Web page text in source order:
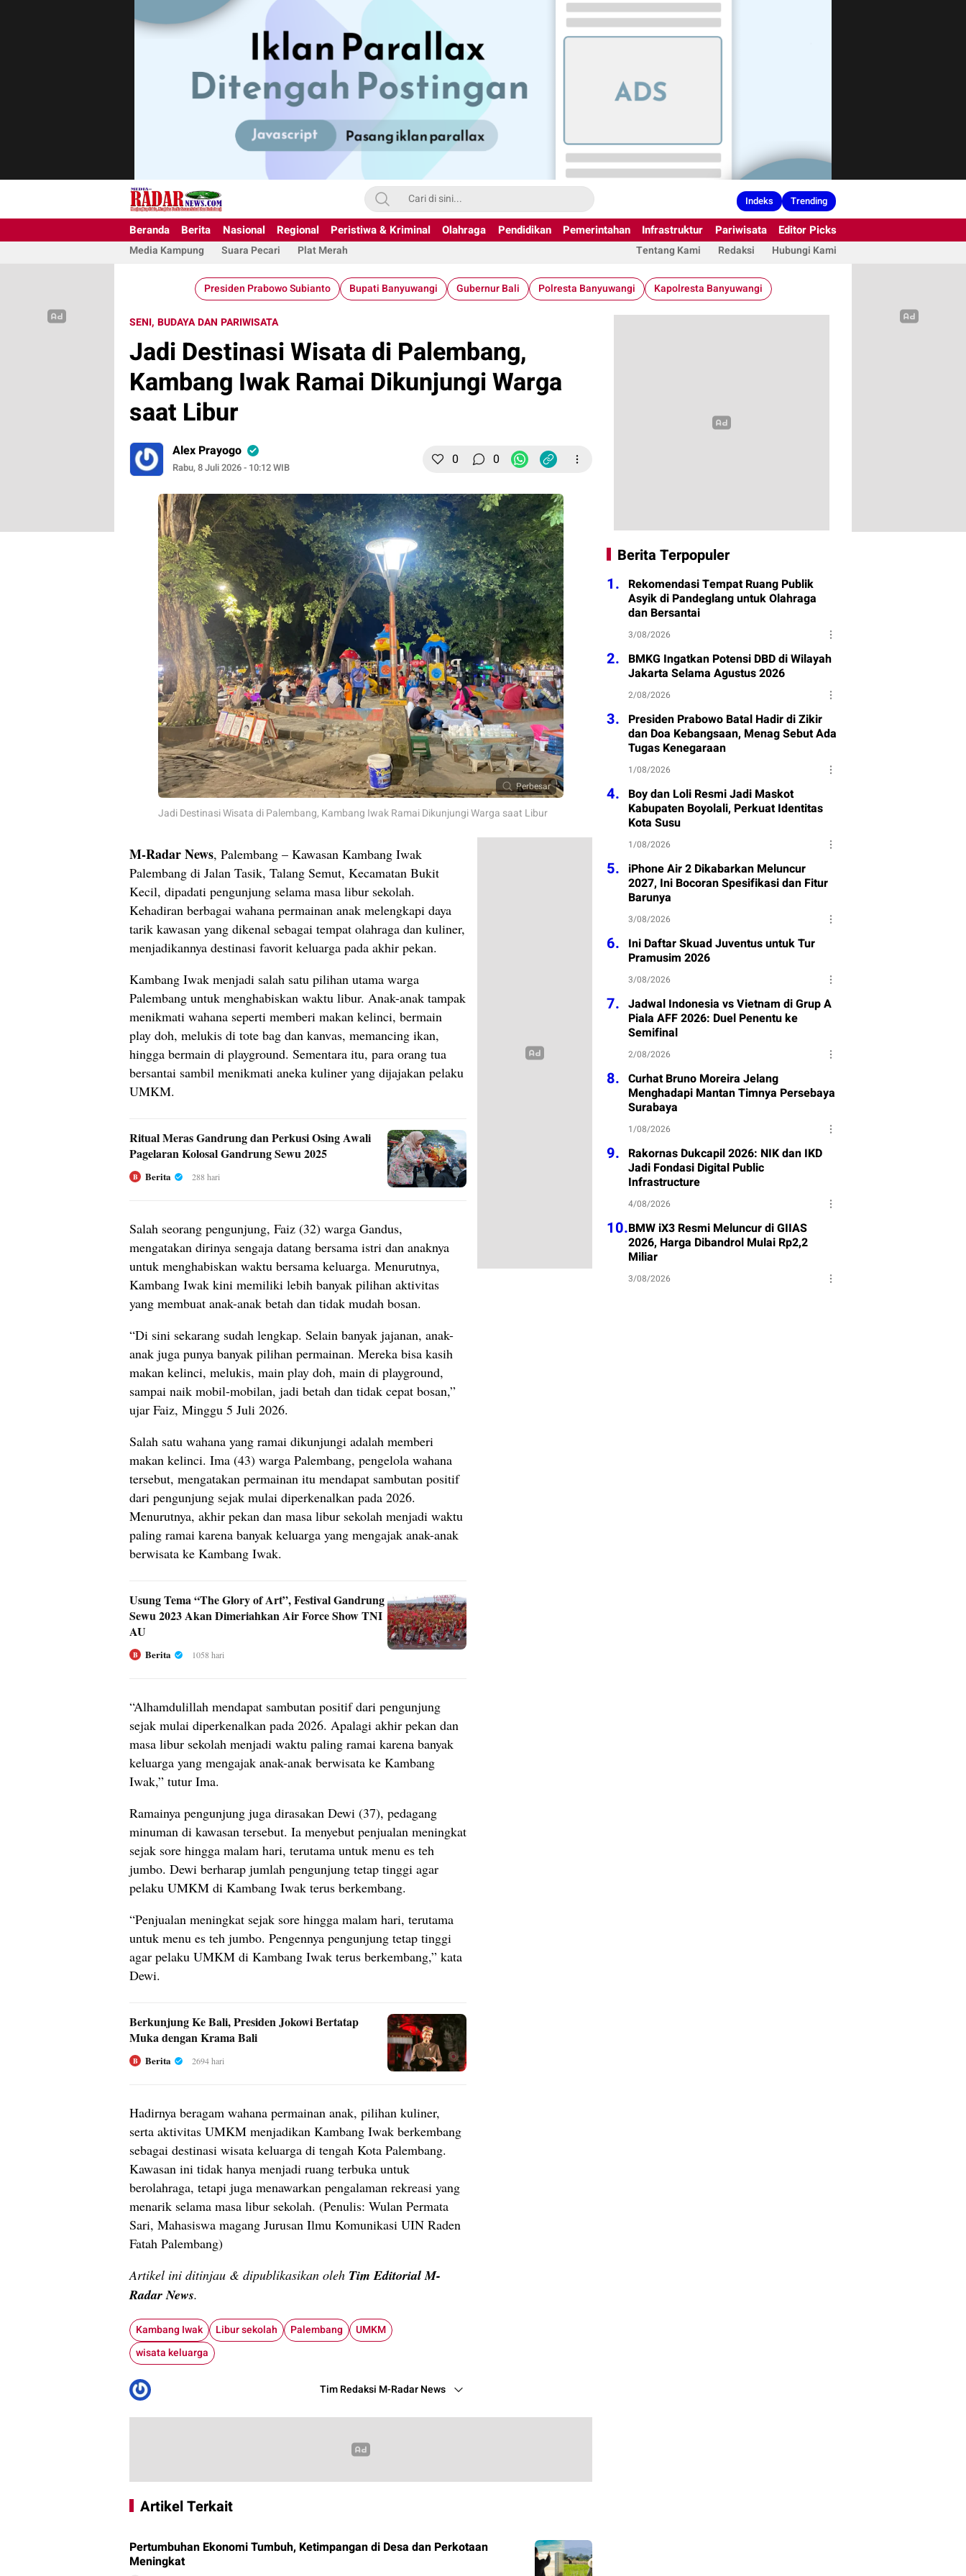
Indeks Trending
Beranda Berita Nasional Regional Peristiwa & Kriminal Olahraga Pendidikan Pemerintahan Infrastruktur Pariwisata Editor Picks
Media Kampung Suara Pecari Plat Merah Tentang Kami Redaksi Hubungi Kami
Presiden Prabowo Subianto Bupati Banyuwangi Gubernur Bali Polresta Banyuwangi Kapolresta Banyuwangi
SENI, BUDAYA DAN PARIWISATA
Jadi Destinasi Wisata di Palembang,
Kambang Iwak Ramai Dikunjungi Warga
saat Libur
Alex Prayogo
Rabu, 8 Juli 2026 - 10:12 WIB 0 0
Perbesar
Jadi Destinasi Wisata di Palembang, Kambang Iwak Ramai Dikunjungi Warga saat Libur
M-Radar News, Palembang – Kawasan Kambang Iwak
Palembang di Jalan Tasik, Talang Semut, Kecamatan Bukit
Kecil, dipadati pengunjung selama masa libur sekolah.
Kehadiran berbagai wahana permainan anak melengkapi daya
tarik kawasan yang dikenal sebagai tempat olahraga dan kuliner,
menjadikannya destinasi favorit keluarga pada akhir pekan.
Kambang Iwak menjadi salah satu pilihan utama warga
Palembang untuk menghabiskan waktu libur. Anak-anak tampak
menikmati wahana seperti memberi makan kelinci, bermain
play doh, melukis di tote bag dan kanvas, memancing ikan,
hingga bermain di playground. Sementara itu, para orang tua
bersantai sambil menikmati aneka kuliner yang dijajakan pelaku
UMKM.
Ritual Meras Gandrung dan Perkusi Osing Awali
Pagelaran Kolosal Gandrung Sewu 2025
B Berita 288 hari
Salah seorang pengunjung, Faiz (32) warga Gandus,
mengatakan dirinya sengaja datang bersama istri dan anaknya
untuk menghabiskan waktu bersama keluarga. Menurutnya,
Kambang Iwak kini memiliki lebih banyak pilihan aktivitas
yang membuat anak-anak betah dan tidak mudah bosan.
“Di sini sekarang sudah lengkap. Selain banyak jajanan, anak-
anak juga punya banyak pilihan permainan. Mereka bisa kasih
makan kelinci, melukis, main play doh, main di playground,
sampai naik mobil-mobilan, jadi betah dan tidak cepat bosan,”
ujar Faiz, Minggu 5 Juli 2026.
Salah satu wahana yang ramai dikunjungi adalah memberi
makan kelinci. Ima (43) warga Palembang, pengelola wahana
tersebut, mengatakan permainan itu mendapat sambutan positif
dari pengunjung sejak mulai diperkenalkan pada 2026.
Menurutnya, akhir pekan dan masa libur sekolah menjadi waktu
paling ramai karena banyak keluarga yang mengajak anak-anak
berwisata ke Kambang Iwak.
Usung Tema “The Glory of Art”, Festival Gandrung
Sewu 2023 Akan Dimeriahkan Air Force Show TNI
AU
B Berita 1058 hari
“Alhamdulillah mendapat sambutan positif dari pengunjung
sejak mulai diperkenalkan pada 2026. Apalagi akhir pekan dan
masa libur sekolah menjadi waktu paling ramai karena banyak
keluarga yang mengajak anak-anak berwisata ke Kambang
Iwak,” tutur Ima.
Ramainya pengunjung juga dirasakan Dewi (37), pedagang
minuman di kawasan tersebut. Ia menyebut penjualan meningkat
sejak sore hingga malam hari, terutama untuk menu es teh
jumbo. Dewi berharap jumlah pengunjung tetap tinggi agar
pelaku UMKM di Kambang Iwak terus berkembang.
“Penjualan meningkat sejak sore hingga malam hari, terutama
untuk menu es teh jumbo. Pengennya pengunjung tetap tinggi
agar pelaku UMKM di Kambang Iwak terus berkembang,” kata
Dewi.
Berkunjung Ke Bali, Presiden Jokowi Bertatap
Muka dengan Krama Bali
B Berita 2694 hari
Hadirnya beragam wahana permainan anak, pilihan kuliner,
serta aktivitas UMKM menjadikan Kambang Iwak berkembang
sebagai destinasi wisata keluarga di tengah Kota Palembang.
Kawasan ini tidak hanya menjadi ruang terbuka untuk
berolahraga, tetapi juga menawarkan pengalaman rekreasi yang
menarik selama masa libur sekolah. (Penulis: Wulan Permata
Sari, Mahasiswa magang Jurusan Ilmu Komunikasi UIN Raden
Fatah Palembang)
Artikel ini ditinjau & dipublikasikan oleh Tim Editorial M-
Radar News.
Kambang Iwak Libur sekolah Palembang
UMKM
wisata keluarga
Tim Redaksi M-Radar News
Artikel Terkait
Pertumbuhan Ekonomi Tumbuh, Ketimpangan di Desa dan Perkotaan
Meningkat
Berita Terpopuler
1. Rekomendasi Tempat Ruang Publik
Asyik di Pandeglang untuk Olahraga
dan Bersantai
3/08/2026
2. BMKG Ingatkan Potensi DBD di Wilayah
Jakarta Selama Agustus 2026
2/08/2026
3. Presiden Prabowo Batal Hadir di Zikir
dan Doa Kebangsaan, Menag Sebut Ada
Tugas Kenegaraan
1/08/2026
4. Boy dan Loli Resmi Jadi Maskot
Kabupaten Boyolali, Perkuat Identitas
Kota Susu
1/08/2026
5. iPhone Air 2 Dikabarkan Meluncur
2027, Ini Bocoran Spesifikasi dan Fitur
Barunya
3/08/2026
6. Ini Daftar Skuad Juventus untuk Tur
Pramusim 2026
3/08/2026
7. Jadwal Indonesia vs Vietnam di Grup A
Piala AFF 2026: Duel Penentu ke
Semifinal
2/08/2026
8. Curhat Bruno Moreira Jelang
Menghadapi Mantan Timnya Persebaya
Surabaya
1/08/2026
9. Rakornas Dukcapil 2026: NIK dan IKD
Jadi Fondasi Digital Public
Infrastructure
4/08/2026
10.BMW iX3 Resmi Meluncur di GIIAS
2026, Harga Dibandrol Mulai Rp2,2
Miliar
3/08/2026